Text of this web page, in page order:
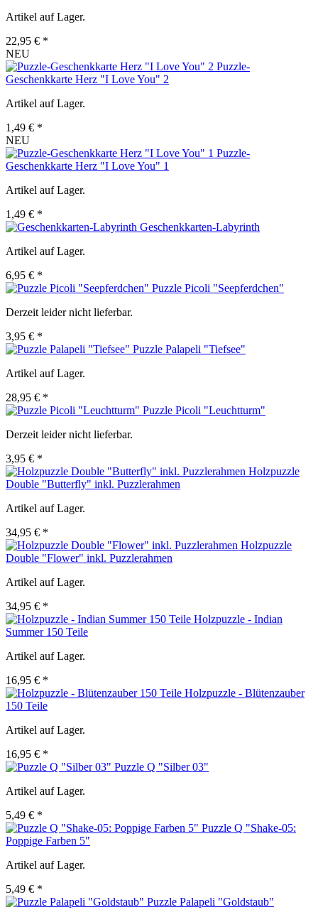
Artikel auf Lager.
22,95 € *
NEU
Puzzle-
Geschenkkarte Herz "I Love You" 2
Artikel auf Lager.
1,49 € *
NEU
Puzzle-
Geschenkkarte Herz "I Love You" 1
Artikel auf Lager.
1,49 € *
Geschenkkarten-Labyrinth
Artikel auf Lager.
6,95 € *
Puzzle Picoli "Seepferdchen"
Derzeit leider nicht lieferbar.
3,95 € *
Puzzle Palapeli "Tiefsee"
Artikel auf Lager.
28,95 € *
Puzzle Picoli "Leuchtturm"
Derzeit leider nicht lieferbar.
3,95 € *
Holzpuzzle
Double "Butterfly" inkl. Puzzlerahmen
Artikel auf Lager.
34,95 € *
Holzpuzzle
Double "Flower" inkl. Puzzlerahmen
Artikel auf Lager.
34,95 € *
Holzpuzzle - Indian
Summer 150 Teile
Artikel auf Lager.
16,95 € *
Holzpuzzle - Blütenzauber
150 Teile
Artikel auf Lager.
16,95 € *
Puzzle Q "Silber 03"
Artikel auf Lager.
5,49 € *
Puzzle Q "Shake-05:
Poppige Farben 5"
Artikel auf Lager.
5,49 € *
Puzzle Palapeli "Goldstaub"